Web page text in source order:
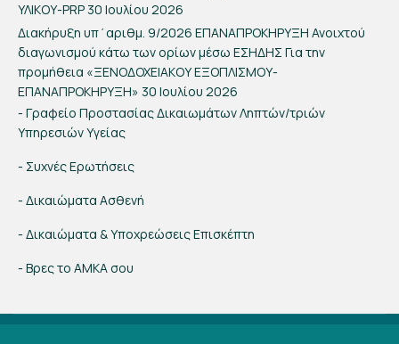
ΥΛΙΚΟΥ-PRP 30 Ιουλίου 2026
Διακήρυξη υπ΄αριθμ. 9/2026 ΕΠΑΝΑΠΡΟΚΗΡΥΞΗ Ανοιχτού
διαγωνισμού κάτω των ορίων μέσω ΕΣΗΔΗΣ Για την
προμήθεια «ΞΕΝΟΔΟΧΕΙΑΚΟΥ ΕΞΟΠΛΙΣΜΟΥ-
ΕΠΑΝΑΠΡΟΚΗΡΥΞΗ» 30 Ιουλίου 2026
- Γραφείο Προστασίας Δικαιωμάτων Ληπτών/τριών
Υπηρεσιών Υγείας
- Συχνές Ερωτήσεις
- Δικαιώματα Ασθενή
- Δικαιώματα & Υποχρεώσεις Επισκέπτη
- Βρες το ΑΜΚΑ σου